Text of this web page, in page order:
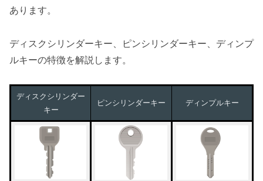
あります。
ディスクシリンダーキー、ピンシリンダーキー、ディンプ
ルキーの特徴を解説します。
ディスクシリンダー
キー
ピンシリンダーキー ディンプルキー